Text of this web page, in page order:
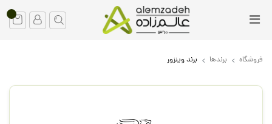
فروشگاه برندها برند وینزور